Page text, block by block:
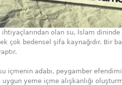
ihtiyaçlarından olan su, İslam
çok bedensel şifa kaynağıdır. Bir
içmenin adabı, peygamber
yeme içme alışkanlığı